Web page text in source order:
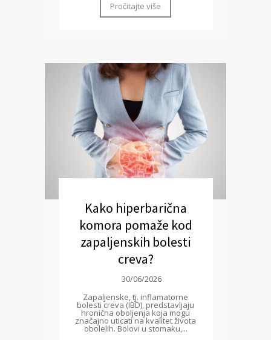
Pročitajte više
Kako hiperbarična
komora pomaže kod
zapaljenskih bolesti
creva?
30/06/2026
Zapaljenske, tj. inflamatorne
bolesti creva (IBD), predstavljaju
hronična oboljenja koja mogu
značajno uticati na kvalitet života
obolelih. Bolovi u stomaku,...